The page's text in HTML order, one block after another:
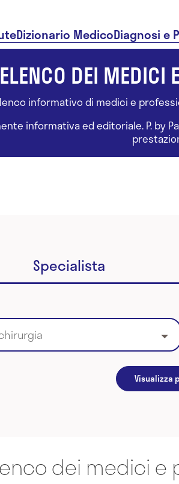
Dizionario MedicoDiagnosi e
ELENCO DEI MEDICI
informativo di medici e
informativa ed editoriale. P.
Specialista
Visualizza
dei medici